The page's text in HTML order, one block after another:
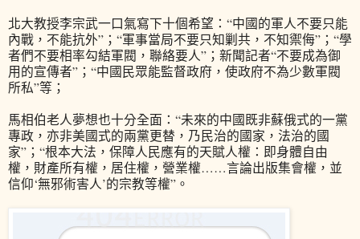
北大教授李宗武一口氣寫下十個希望：“中國的軍人不要只能
內戰，不能抗外”；“軍事當局不要只知剿共，不知禦侮”；“學
者們不要相率勾結軍閥，聯絡要人”；新聞記者“不要成為御
用的宣傳者”；“中國民眾能監督政府，使政府不為少數軍閥
所私”等；
馬相伯老人夢想也十分全面：“未來的中國既非蘇俄式的一黨
專政，亦非美國式的兩黨更替，乃民治的國家，法治的國
家”；“根本大法，保障人民應有的天賦人權：即身體自由
權，財產所有權，居住權，營業權……言論出版集會權，並
信仰‘無邪術害人’的宗教等權”。